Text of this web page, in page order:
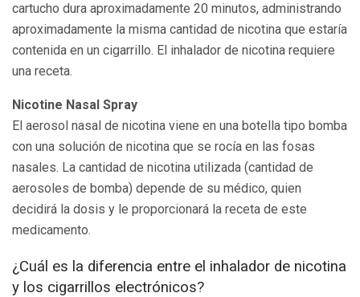
cartucho dura aproximadamente 20 minutos, administrando
aproximadamente la misma cantidad de nicotina que estaría
contenida en un cigarrillo. El inhalador de nicotina requiere
una receta.
Nicotine Nasal Spray
El aerosol nasal de nicotina viene en una botella tipo bomba
con una solución de nicotina que se rocía en las fosas
nasales. La cantidad de nicotina utilizada (cantidad de
aerosoles de bomba) depende de su médico, quien
decidirá la dosis y le proporcionará la receta de este
medicamento.
¿Cuál es la diferencia entre el inhalador de nicotina
y los cigarrillos electrónicos?